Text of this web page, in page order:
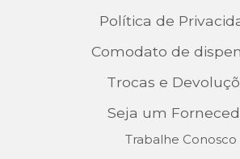
Política de
Comodato de
Trocas e
Seja um
Trabalhe Conosco